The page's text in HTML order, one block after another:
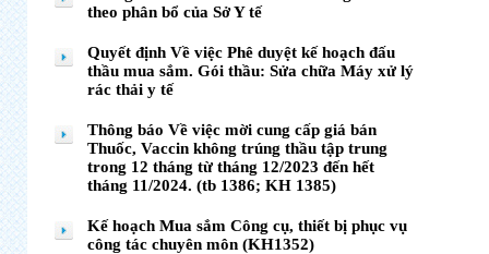
theo phân bổ của Sở Y tế
Quyết định Về việc Phê duyệt kế hoạch đấu
thầu mua sắm. Gói thầu: Sửa chữa Máy xử lý
rác thải y tế
Thông báo Về việc mời cung cấp giá bán
Thuốc, Vaccin không trúng thầu tập trung
trong 12 tháng từ tháng 12/2023 đến hết
tháng 11/2024. (tb 1386; KH 1385)
Kế hoạch Mua sắm Công cụ, thiết bị phục vụ
công tác chuyên môn (KH1352)